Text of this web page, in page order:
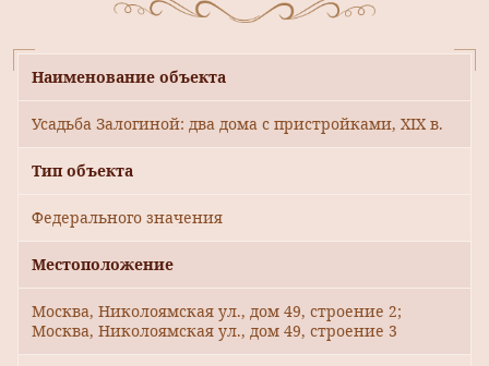
Наименование объекта
Усадьба Залогиной: два дома с пристройками, XIX в.
Тип объекта
Федерального значения
Местоположение
Москва, Николоямская ул., дом 49, строение 2;
Москва, Николоямская ул., дом 49, строение 3